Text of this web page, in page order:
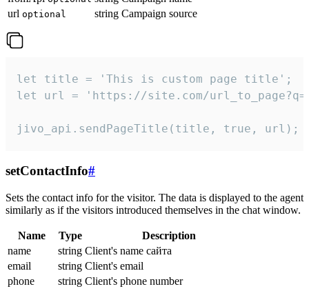
url optional string Campaign source
let title = 'This is custom page title';
let url = 'https://site.com/
jivo_api.sendPageTitle(title, true, url);
setContactInfo#
Sets the contact info for the visitor. The data is displayed to the agent
similarly as if the visitors introduced themselves in the chat window.
Name Type
Description
name
string Client's name сайта
email
string Client's email
phone
string Client's phone number